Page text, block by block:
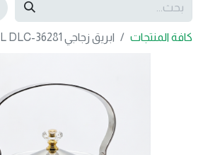
كافة المنتجات ابريق زجاجي 1100ML DLC-36281